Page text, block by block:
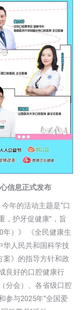
信息正式发布
年的活动主题是“口
，护牙促健康”，旨
年）》 《全民健康生
华人民共和国科学技
案》的指导方针和政
良好的口腔健康行
分会）、各省级口腔
参与2025年“全国爱